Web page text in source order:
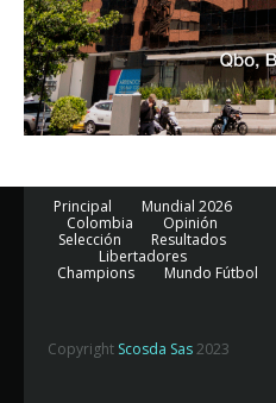
Principal
Mundial 2026
Colombia
Opinión
Selección
Resultados
Libertadores
Champions
Mundo Fútbol
Copyright Scosda Sas2023